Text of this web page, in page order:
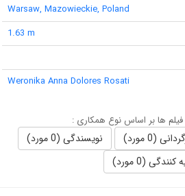
Warsaw, Mazowieckie, Poland
1.63 m
Weronika Anna Dolores Rosati
ها بر اساس نوع همکاری :
(0 مورد)
نویسندگی (0 مورد)
کنندگی (0 مورد)